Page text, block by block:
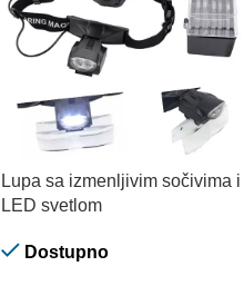
Lupa sa izmenljivim sočivima i
LED svetlom
Dostupno